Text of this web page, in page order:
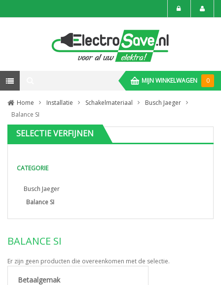
MIJN WINKELWAGEN 0
Home Installatie Schakelmateriaal
Busch Jaeger
Balance SI
SELECTIE VERFIJNEN
CATEGORIE
Busch Jaeger
Balance SI
BALANCE SI
Er zijn geen producten die overeenkomen met de selectie.
Betaalgemak